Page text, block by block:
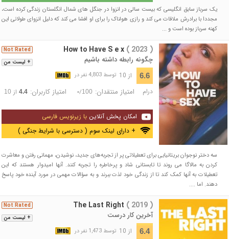
یک سرباز سابق انگلیسی که بیست سالی در انزوا در جنگل های شمال انگلستان زندگی کرده است،
مجددا با برادرش ملاقات می کند و رازی هولناک را برای او افشا می کند که دلیل انزوای طولانی این
کهنه سرباز بوده است و ...
+ لیست من
Not Rated How to Have S e x ( 2023 )
چگونه رابطه داشته باشیم
6.6 از 10 توسط 4,803 نفر در
درام امتیاز منتقدان: -/100 امتیاز کاربران: 4.4از 10
امکان پخش آنلاین با زیرنویس فارسی
+ دارای لینک سوم ( دسترسی با شرایط جنگی )
سه دختر نوجوان بریتانیایی برای تعطیلاتی پر از تجربه‌های جدید، نوشیدن، مهمانی رفتن و معاشرت
کردن به مالاگا می روند تا تابستانی شاد و پرخاطره را تجربه کنند. آنها امیدوار هستند که این
تعطیلات به آنها کمک کند تا از زندگی خود لذت ببرند و به سؤالات مهمی در مورد آینده خود پاسخ
دهند. اما ....
+ لیست من
Not Rated The Last Right ( 2019 )
آخرین کار درست
6.4 از 10 توسط 1,473 نفر در